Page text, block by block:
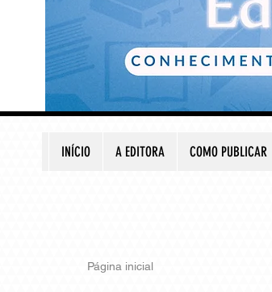
INÍCIO A EDITORA COMO PUBLICAR
Página inicial